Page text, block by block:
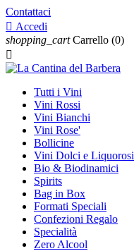
Contattaci
 Accedi
shopping_cart Carrello (0)

Tutti i Vini
Vini Rossi
Vini Bianchi
Vini Rose'
Bollicine
Vini Dolci e Liquorosi
Bio & Biodinamici
Spirits
Bag in Box
Formati Speciali
Confezioni Regalo
Specialità
Zero Alcool